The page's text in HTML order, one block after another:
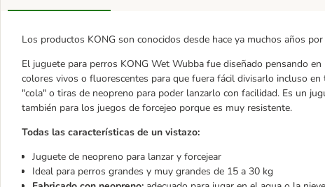
Los productos KONG son conocidos desde hace ya muchos años
El juguete para perros KONG Wet Wubba fue diseñado pensando
colores vivos o fluorescentes para que fuera fácil divisarlo incluso
"cola" o tiras de neopreno para poder lanzarlo con facilidad. Es un
también para los juegos de forcejeo porque es muy resistente.
Todas las características de un vistazo:
Juguete de neopreno para lanzar y forcejear
Ideal para perros grandes y muy grandes de 15 a 30 kg